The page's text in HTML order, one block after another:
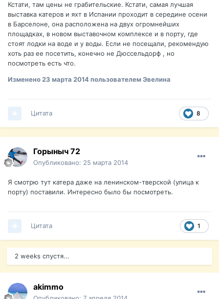
Кстати, там цены не грабительские. Кстати, самая лучшая
выставка катеров и яхт в Испании проходит в середине осени
в Барселоне, она расположена на двух огромнейших
площадках, в новом выставочном комплексе и в порту, где
стоят лодки на воде и у воды. Если не посещали, рекомендую
хоть раз ее посетить, конечно не Дюссельдорф , но
посмотреть есть что.
Изменено23 марта 2014пользователем Эвелина
8
Цитата
Горыныч 72
Опубликовано: 25 марта 2014
Я смотрю тут катера даже на ленинском-тверской (улица к
порту) поставили. Интересно было бы посмотреть.
1
Цитата
2 weeks спустя...
akimmo